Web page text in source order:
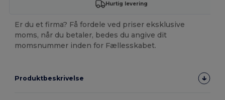
Hurtig levering
Er du et firma? Få fordele ved priser eksklusive
moms, når du betaler, bedes du angive dit
momsnummer inden for Fællesskabet.
Produktbeskrivelse